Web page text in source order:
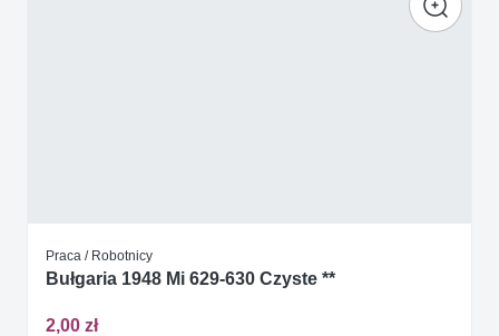
Praca / Robotnicy
Bułgaria 1948 Mi 629-630 Czyste **
2,00 zł